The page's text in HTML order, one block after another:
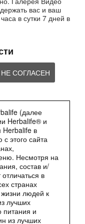
вас и ваш
в сутки 7 дней в
СОГЛАСЕН
(далее
Herbalife® и
в
этого сайта
Несмотря на
состав и/
в
странах
людей к
лучших
питания и
из лучших